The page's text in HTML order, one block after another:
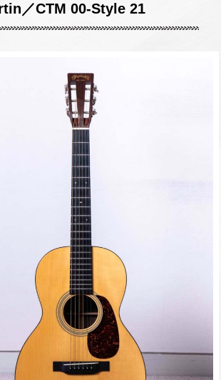
／CTM 00-Style 21